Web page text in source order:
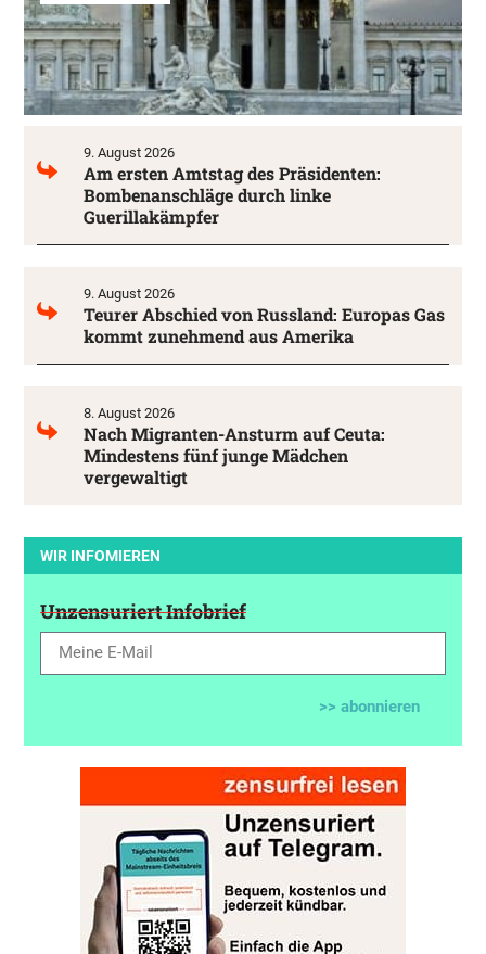
9. August 2026
Am ersten Amtstag des Präsidenten:
Bombenanschläge durch linke
Guerillakämpfer
9. August 2026
Teurer Abschied von Russland: Europas Gas
kommt zunehmend aus Amerika
8. August 2026
Nach Migranten-Ansturm auf Ceuta:
Mindestens fünf junge Mädchen
vergewaltigt
WIR INFOMIEREN
Unzensuriert Infobrief
>> abonnieren